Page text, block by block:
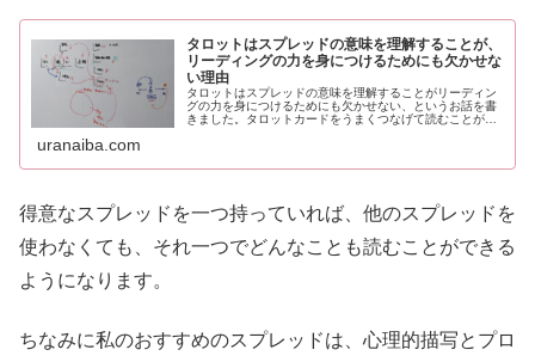
タロットはスプレッドの意味を理解することが、
リーディングの力を身につけるためにも欠かせな
い理由
タロットはスプレッドの意味を理解することがリーディン
グの力を身につけるためにも欠かせない、というお話を書
きました。タロットカードをうまくつなげて読むことがで
uranaiba.com
得意なスプレッドを一つ持っていれば、他のスプレッドを
使わなくても、それ一つでどんなことも読むことができる
ようになります。
ちなみに私のおすすめのスプレッドは、心理的描写とプロ